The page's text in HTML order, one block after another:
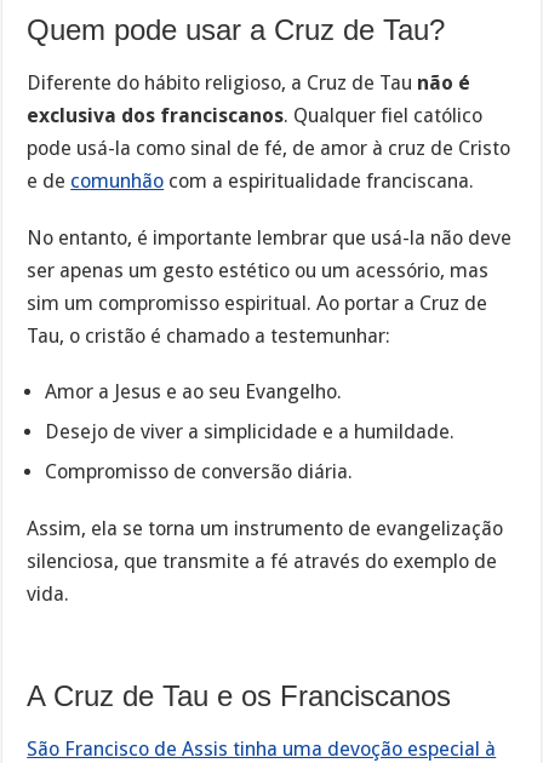
Quem pode usar a Cruz de Tau?
Diferente do hábito religioso, a Cruz de Tau não é
exclusiva dos franciscanos. Qualquer fiel católico
pode usá-la como sinal de fé, de amor à cruz de Cristo
e de comunhão com a espiritualidade franciscana.
No entanto, é importante lembrar que usá-la não deve
ser apenas um gesto estético ou um acessório, mas
sim um compromisso espiritual. Ao portar a Cruz de
Tau, o cristão é chamado a testemunhar:
Amor a Jesus e ao seu Evangelho.
Desejo de viver a simplicidade e a humildade.
Compromisso de conversão diária.
Assim, ela se torna um instrumento de evangelização
silenciosa, que transmite a fé através do exemplo de
vida.
A Cruz de Tau e os Franciscanos
São Francisco de Assis tinha uma devoção especial à